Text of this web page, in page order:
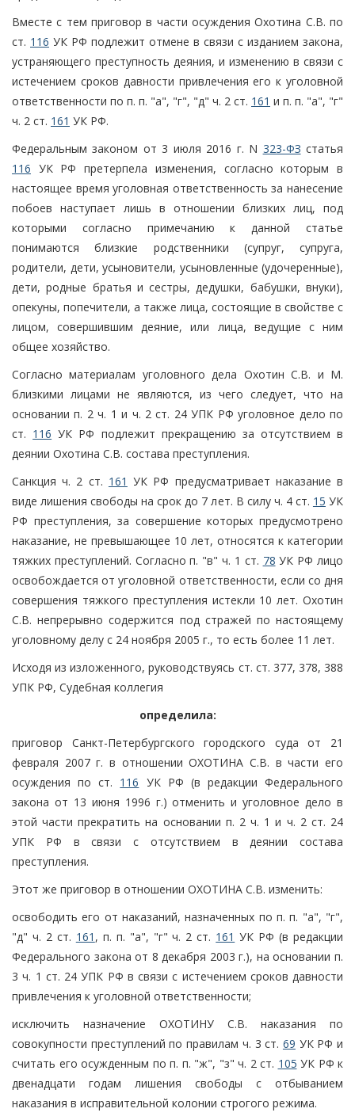
Вместе с тем приговор в части осуждения Охотина С.В. по
ст. 116 УК РФ подлежит отмене в связи с изданием закона,
устраняющего преступность деяния, и изменению в связи с
истечением сроков давности привлечения его к уголовной
ответственности по п. п. "а", "г", "д" ч. 2 ст. 161 и п. п. "а", "г"
ч. 2 ст. 161 УК РФ.
Федеральным законом от 3 июля 2016 г. N 323-ФЗ статья
116 УК РФ претерпела изменения, согласно которым в
настоящее время уголовная ответственность за нанесение
побоев наступает лишь в отношении близких лиц, под
которыми согласно примечанию к данной статье
понимаются близкие родственники (супруг, супруга,
родители, дети, усыновители, усыновленные (удочеренные),
дети, родные братья и сестры, дедушки, бабушки, внуки),
опекуны, попечители, а также лица, состоящие в свойстве с
лицом, совершившим деяние, или лица, ведущие с ним
общее хозяйство.
Согласно материалам уголовного дела Охотин С.В. и М.
близкими лицами не являются, из чего следует, что на
основании п. 2 ч. 1 и ч. 2 ст. 24 УПК РФ уголовное дело по
ст. 116 УК РФ подлежит прекращению за отсутствием в
деянии Охотина С.В. состава преступления.
Санкция ч. 2 ст. 161 УК РФ предусматривает наказание в
виде лишения свободы на срок до 7 лет. В силу ч. 4 ст. 15 УК
РФ преступления, за совершение которых предусмотрено
наказание, не превышающее 10 лет, относятся к категории
тяжких преступлений. Согласно п. "в" ч. 1 ст. 78 УК РФ лицо
освобождается от уголовной ответственности, если со дня
совершения тяжкого преступления истекли 10 лет. Охотин
С.В. непрерывно содержится под стражей по настоящему
уголовному делу с 24 ноября 2005 г., то есть более 11 лет.
Исходя из изложенного, руководствуясь ст. ст. 377, 378, 388
УПК РФ, Судебная коллегия
определила:
приговор Санкт-Петербургского городского суда от 21
февраля 2007 г. в отношении ОХОТИНА С.В. в части его
осуждения по ст. 116 УК РФ (в редакции Федерального
закона от 13 июня 1996 г.) отменить и уголовное дело в
этой части прекратить на основании п. 2 ч. 1 и ч. 2 ст. 24
УПК РФ в связи с отсутствием в деянии состава
преступления.
Этот же приговор в отношении ОХОТИНА С.В. изменить:
освободить его от наказаний, назначенных по п. п. "а", "г",
"д" ч. 2 ст. 161 , п. п. "а", "г" ч. 2 ст. 161 УК РФ (в редакции
Федерального закона от 8 декабря 2003 г.), на основании п.
3 ч. 1 ст. 24 УПК РФ в связи с истечением сроков давности
привлечения к уголовной ответственности;
исключить назначение ОХОТИНУ С.В. наказания по
совокупности преступлений по правилам ч. 3 ст. 69 УК РФ и
считать его осужденным по п. п. "ж", "з" ч. 2 ст. 105 УК РФ к
двенадцати годам лишения свободы с отбыванием
наказания в исправительной колонии строгого режима.